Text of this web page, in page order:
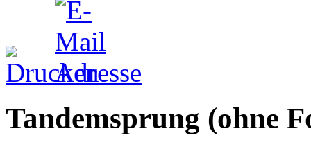
Tandemsprung (ohne